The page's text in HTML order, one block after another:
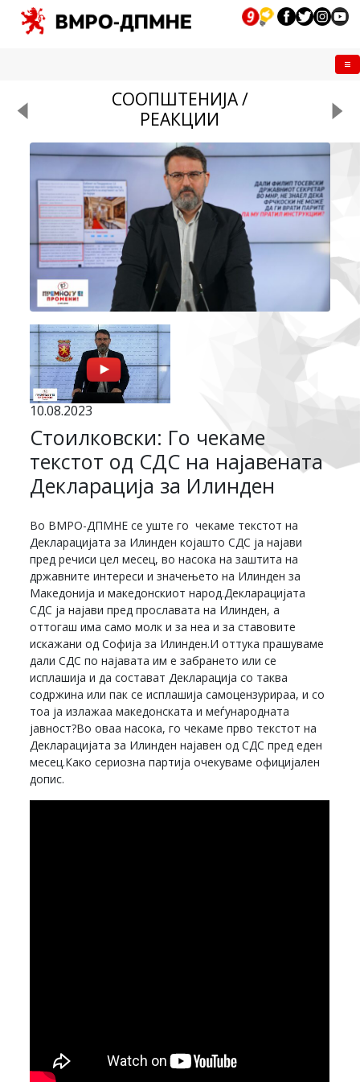
СООПШТЕНИЈА /
РЕАКЦИИ
10.08.2023
Стоилковски: Го чекаме
текстот од СДС на најавената
Декларација за Илинден
Во ВМРО-ДПМНЕ се уште го чекаме текстот на
Декларацијата за Илинден којашто СДС ја најави
пред речиси цел месец, во насока на заштита на
државните интереси и значењето на Илинден за
Македонија и македонскиот народ.Декларацијата
СДС ја најави пред прославата на Илинден, а
оттогаш има само молк и за неа и за ставовите
искажани од Софија за Илинден.И оттука прашуваме
дали СДС по најавата им е забрането или се
исплашија и да состават Декларација со таква
содржина или пак се исплашија самоцензурираа, и со
тоа ја излажаа македонската и меѓународната
јавност?Во оваа насока, го чекаме прво текстот на
Декларацијата за Илинден најавен од СДС пред еден
месец.Како сериозна партија очекуваме официјален
допис.